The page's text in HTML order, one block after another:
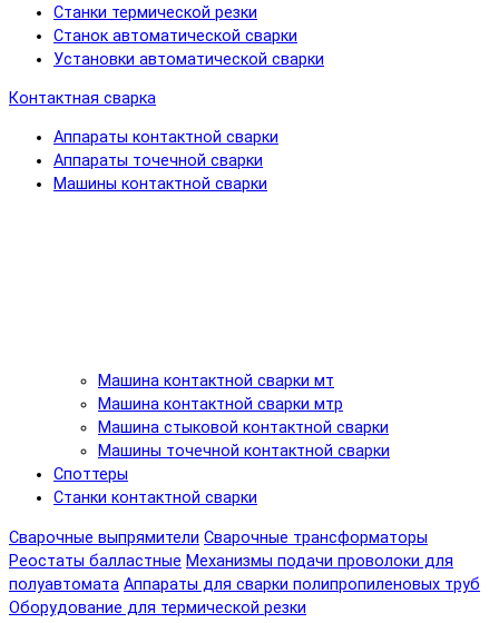
Станки термической резки
Станок автоматической сварки
Установки автоматической сварки
Контактная сварка
Аппараты контактной сварки
Аппараты точечной сварки
Машины контактной сварки
Машина контактной сварки мт
Машина контактной сварки мтр
Машина стыковой контактной сварки
Машины точечной контактной сварки
Споттеры
Станки контактной сварки
Сварочные выпрямители Сварочные трансформаторы
Реостаты балластные Механизмы подачи проволоки для
полуавтомата Аппараты для сварки полипропиленовых труб
Оборудование для термической резки